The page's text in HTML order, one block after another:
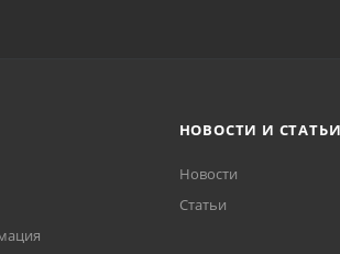
НОВОСТИ И СТАТЬИ
Новости
Статьи